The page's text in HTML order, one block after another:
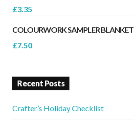
£3.35
COLOURWORK SAMPLER BLANKET
£7.50
Recent Posts
Crafter’s Holiday Checklist